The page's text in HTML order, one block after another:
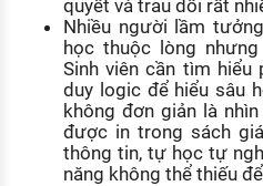
quyết và trau dồi rất
Nhiều người lầm
học thuộc lòng
Sinh viên cần tìm
duy logic để hiểu sâu
không đơn giản là
được in trong sách
thông tin, tự học tự
năng không thể thiếu